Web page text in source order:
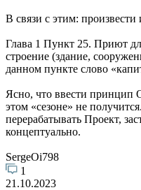
В связи с этим: произвести
Глава 1 Пункт 25. Приют
строение (здание,
данном пункте слово
Ясно, что ввести
этом «сезоне» не
перерабатывать Проект,
концептуально.
SergeOi798
1
21.10.2023